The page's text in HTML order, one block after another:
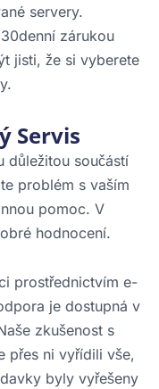
servery.
zárukou
jisti, že si vyberete
Servis
důležitou součástí
problém s vaším
pomoc. V
hodnocení.
prostřednictvím e-
je dostupná v
zkušenost s
přes ni vyřídili vše,
byly vyřešeny